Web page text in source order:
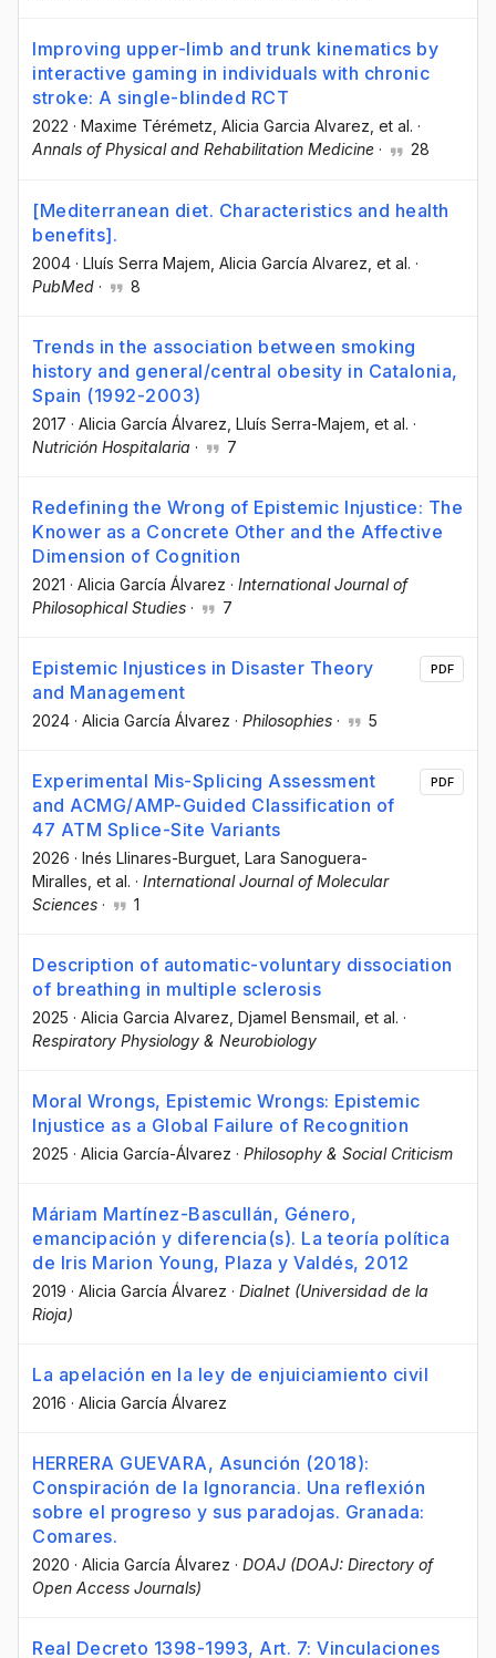
Improving upper-limb and trunk kinematics by
interactive gaming in individuals with chronic
stroke: A single-blinded RCT
2022 · Maxime Térémetz , Alicia Garcia Alvarez , et al. ·
Annals of Physical and Rehabilitation Medicine · 28
[Mediterranean diet. Characteristics and health
benefits].
2004 · Lluís Serra Majem , Alicia García Alvarez , et al. ·
PubMed · 8
Trends in the association between smoking
history and general/central obesity in Catalonia,
Spain (1992-2003)
2017 · Alicia García Álvarez , Lluís Serra-Majem , et al. ·
Nutrición Hospitalaria · 7
Redefining the Wrong of Epistemic Injustice: The
Knower as a Concrete Other and the Affective
Dimension of Cognition
2021 · Alicia García Álvarez · International Journal of
Philosophical Studies · 7
Epistemic Injustices in Disaster Theory
and Management
2024 · Alicia García Álvarez · Philosophies · 5
PDF
Experimental Mis-Splicing Assessment
and ACMG/AMP-Guided Classification of
47 ATM Splice-Site Variants
2026 · Inés Llinares-Burguet , Lara Sanoguera-
Miralles , et al. · International Journal of Molecular
Sciences · 1
PDF
Description of automatic-voluntary dissociation
of breathing in multiple sclerosis
2025 · Alicia Garcia Alvarez , Djamel Bensmail , et al. ·
Respiratory Physiology & Neurobiology
Moral Wrongs, Epistemic Wrongs: Epistemic
Injustice as a Global Failure of Recognition
2025 · Alicia García-Álvarez · Philosophy & Social Criticism
Máriam Martínez-Bascullán, Género,
emancipación y diferencia(s). La teoría política
de Iris Marion Young, Plaza y Valdés, 2012
2019 · Alicia García Álvarez · Dialnet (Universidad de la
Rioja)
La apelación en la ley de enjuiciamiento civil
2016 · Alicia García Álvarez
HERRERA GUEVARA, Asunción (2018):
Conspiración de la Ignorancia. Una reflexión
sobre el progreso y sus paradojas. Granada:
Comares.
2020 · Alicia García Álvarez · DOAJ (DOAJ: Directory of
Open Access Journals)
Real Decreto 1398-1993, Art. 7: Vinculaciones